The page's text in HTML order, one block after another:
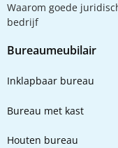
Waarom goede
bedrijf
Bureaumeubilair
Inklapbaar bureau
Bureau met kast
Houten bureau